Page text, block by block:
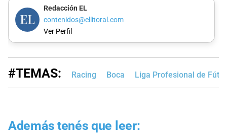
Redacción EL
contenidos@ellitoral.com
Ver Perfil
#TEMAS: Racing Boca Liga Profesional de
Además tenés que leer: